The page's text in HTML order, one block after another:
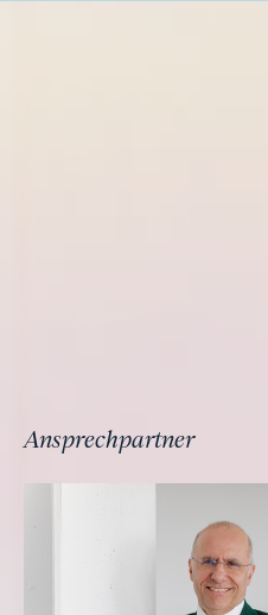
Ansprechpartner